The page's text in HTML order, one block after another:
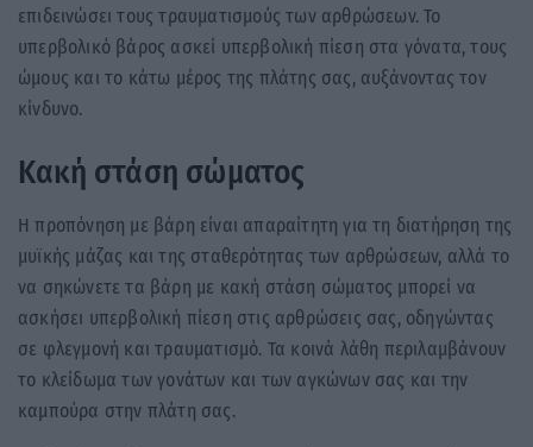
επιδεινώσει τους τραυματισμούς των αρθρώσεων. Το
υπερβολικό βάρος ασκεί υπερβολική πίεση στα γόνατα, τους
ώμους και το κάτω μέρος της πλάτης σας, αυξάνοντας τον
κίνδυνο.
Κακή στάση σώματος
Η προπόνηση με βάρη είναι απαραίτητη για τη διατήρηση της
μυϊκής μάζας και της σταθερότητας των αρθρώσεων, αλλά το
να σηκώνετε τα βάρη με κακή στάση σώματος μπορεί να
ασκήσει υπερβολική πίεση στις αρθρώσεις σας, οδηγώντας
σε φλεγμονή και τραυματισμό. Τα κοινά λάθη περιλαμβάνουν
το κλείδωμα των γονάτων και των αγκώνων σας και την
καμπούρα στην πλάτη σας.